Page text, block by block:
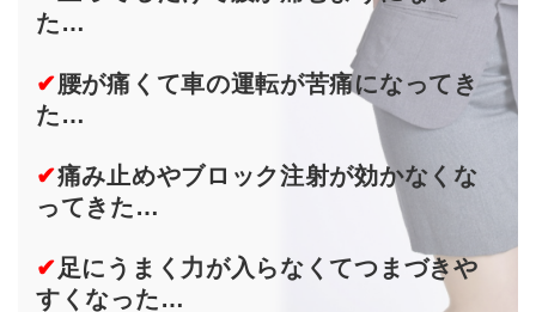
た…
✔腰が痛くて車の運転が苦痛になってき
た…
✔痛み止めやブロック注射が効かなくな
ってきた…
✔足にうまく力が入らなくてつまづきや
すくなった…